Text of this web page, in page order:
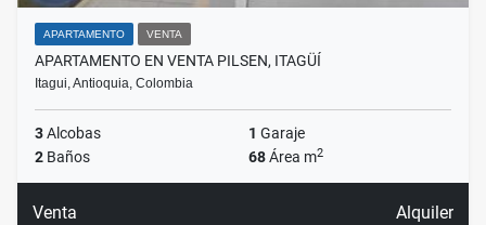
APARTAMENTO VENTA
APARTAMENTO EN VENTA PILSEN, ITAGÜÍ
Itagui, Antioquia, Colombia
3Alcobas 1 Garaje
2 Baños 68Área m2
Venta Alquiler